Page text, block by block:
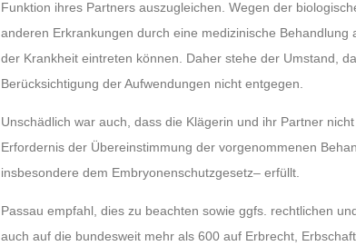
Funktion ihres Partners auszugleichen. Wegen der
anderen Erkrankungen durch eine medizinische
der Krankheit eintreten können. Daher stehe der Umstand,
Berücksichtigung der Aufwendungen nicht entgegen.
Unschädlich war auch, dass die Klägerin und ihr Partner
Erfordernis der Übereinstimmung der vorgenommenen
insbesondere dem Embryonenschutzgesetz– erfüllt.
Passau empfahl, dies zu beachten sowie ggfs. rechtlichen
auch auf die bundesweit mehr als 600 auf Erbrecht,